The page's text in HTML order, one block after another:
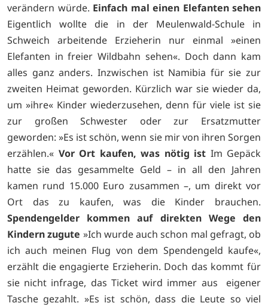
verändern würde. Einfach mal einen Elefanten sehen
Eigentlich wollte die in der Meulenwald-Schule in
Schweich arbeitende Erzieherin nur einmal »einen
Elefanten in freier Wildbahn sehen«. Doch dann kam
alles ganz anders. Inzwischen ist Namibia für sie zur
zweiten Heimat geworden. Kürzlich war sie wieder da,
um »ihre« Kinder wiederzusehen, denn für viele ist sie
zur großen Schwester oder zur Ersatzmutter
geworden: »Es ist schön, wenn sie mir von ihren Sorgen
erzählen.« Vor Ort kaufen, was nötig ist Im Gepäck
hatte sie das gesammelte Geld – in all den Jahren
kamen rund 15.000 Euro zusammen –, um direkt vor
Ort das zu kaufen, was die Kinder brauchen.
Spendengelder kommen auf direkten Wege den
Kindern zugute »Ich wurde auch schon mal gefragt, ob
ich auch meinen Flug von dem Spendengeld kaufe«,
erzählt die engagierte Erzieherin. Doch das kommt für
sie nicht infrage, das Ticket wird immer aus eigener
Tasche gezahlt. »Es ist schön, dass die Leute so viel